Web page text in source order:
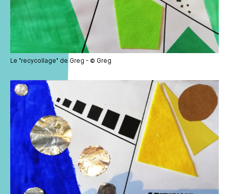
Le "recycollage" de Greg - © Greg
Média